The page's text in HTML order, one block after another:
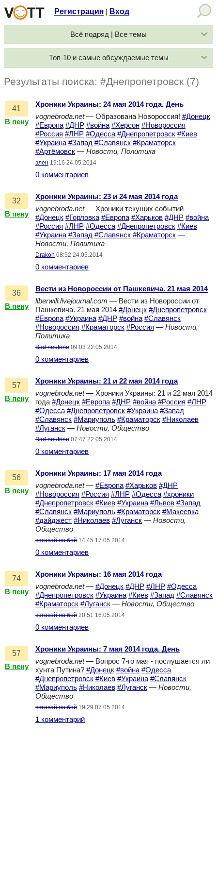
Регистрация Вход
Всё подряд | Все темы
Топ-10 и самые обсуждаемые темы
Результаты поиска: #Днепропетровск (7)
41
В пену
Хроники Украины: 24 мая 2014 года. День
vognebroda.net— Образована Новороссия! #Донецк
#Европа #ДНР #война #Херсон #Новороссия
#Россия #ЛНР #Одесса #Днепропетровск #Киев
#Украина #Запад #Славянск #Краматорск
#Артёмовск — Новости, Политика
элен 19:16 24.05.2014
0 комментариев
32
В пену
Хроники Украины: 23 и 24 мая 2014 года
vognebroda.net— Хроники текущих событий
#Донецк #Горловка #Европа #Харьков #ДНР #война
#Россия #ЛНР #Одесса #Днепропетровск #Киев
#Украина #Запад #Славянск #Краматорск —
Новости, Политика
Drakon 08:52 24.05.2014
0 комментариев
36
В пену
Вести из Новороссии от Пашкевича. 21 мая 2014
liberwill.livejournal.com — Вести из Новороссии от
Пашкевича. 21 мая 2014 #Донецк #Днепропетровск
#Европа #Украина #ДНР #война #Славянск
#Новороссия #Краматорск #Россия — Новости,
Политика
Bad neutrino 09:03 22.05.2014
0 комментариев
57
В пену
Хроники Украины: 21 и 22 мая 2014 года
vognebroda.net— Хроники Украины: 21 и 22 мая 2014
года #Донецк #Европа #ДНР #война #Россия #ЛНР
#Одесса #Днепропетровск #Украина #Запад
#Славянск #Мариуполь #Краматорск #Николаев
#Луганск — Новости, Общество
Bad neutrino 07:47 22.05.2014
0 комментариев
56
В пену
Хроники Украины: 17 мая 2014 года
vognebroda.net— #Европа #Харьков #ДНР
#Новороссия #Россия #ЛНР #Одесса #хроники
#Днепропетровск #Киев #Украина #Львов #Запад
#Славянск #Мариуполь #Краматорск #Макеевка
#дайджест #Николаев #Луганск — Новости,
Общество
вставай на бой 14:45 17.05.2014
0 комментариев
74
В пену
Хроники Украины: 16 мая 2014 года
vognebroda.net— #Донецк #ДНР #ЛНР #Одесса
#Днепропетровск #Украина #Киев #Запад #Славянск
#Краматорск #Луганск — Новости, Общество
вставай на бой 20:51 16.05.2014
0 комментариев
57
В пену
Хроники Украины: 7 мая 2014 года. День
vognebroda.net— Вопрос 7-го мая - послушается ли
хунта Путина? #Донецк #война #Одесса
#Днепропетровск #Киев #Украина #Славянск
#Мариуполь #Николаев #Луганск — Новости,
Общество
вставай на бой 19:29 07.05.2014
1 комментарий